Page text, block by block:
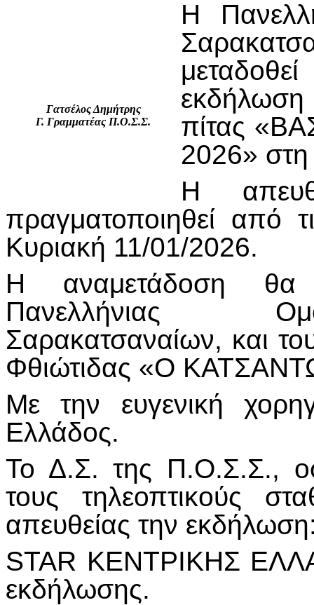
Γατσέλος Δημήτρης
Γ. Γραμματέας Π.Ο.Σ.Σ.
Η
πίτας
2026»
Η
πραγματοποιηθεί από
Κυριακή 11/01/2026.
Η αναμετάδοση θα
Πανελλήνιας
Σαρακατσαναίων, και
Φθιώτιδας «Ο
Με την ευγενική
Ελλάδος.
Το Δ.Σ. της Π.Ο.Σ.Σ.,
τους τηλεοπτικούς
απευθείας την
STAR ΚΕΝΤΡΙΚΗΣ
εκδήλωσης.